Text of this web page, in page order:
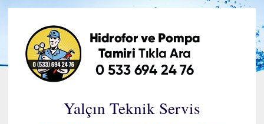
İçeriğe
geç
Yalçın Teknik Servis